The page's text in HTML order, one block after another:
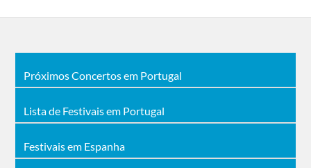
Próximos Concertos em Portugal
Lista de Festivais em Portugal
Festivais em Espanha